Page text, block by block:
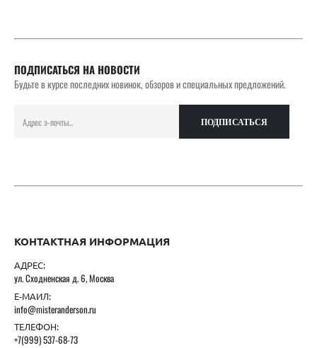
ПОДПИСАТЬСЯ НА НОВОСТИ
Будьте в курсе последних новинок, обзоров и специальных предложений.
КОНТАКТНАЯ ИНФОРМАЦИЯ
АДРЕС:
ул. Сходненская д. 6, Москва
Е-МАИЛ:
info@misteranderson.ru
ТЕЛЕФОН:
+7(999) 537-68-73